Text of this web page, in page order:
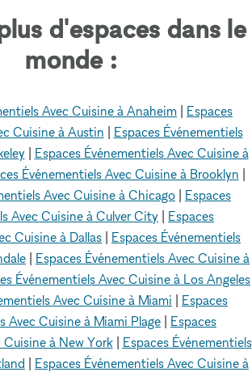
d'espaces dans le
monde :
Avec Cuisine à Anaheim
Espaces
Cuisine à Austin
Espaces Événementiels
Espaces Événementiels Avec Cuisine à
Événementiels Avec Cuisine à Brooklyn
Avec Cuisine à Chicago
Espaces
Avec Cuisine à Culver City
Espaces
Cuisine à Dallas
Espaces Événementiels
Espaces Événementiels Avec Cuisine à
Événementiels Avec Cuisine à Los Angeles
Avec Cuisine à Miami
Espaces
Avec Cuisine à Miami Plage
Espaces
Cuisine à New York| Espaces Événementiels
Espaces Événementiels Avec Cuisine à